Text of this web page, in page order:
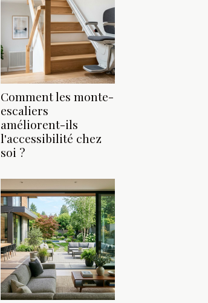
Comment les monte-
escaliers
améliorent-ils
l'accessibilité chez
soi ?